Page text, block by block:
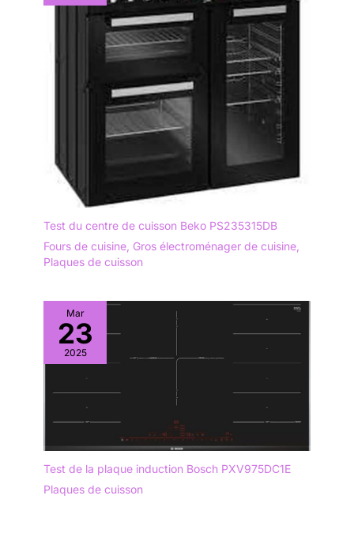
Test du centre de cuisson Beko PS235315DB
Fours de cuisine Gros électroménager de cuisine
Plaques de cuisson
Mar
23
2025
Test de la plaque induction Bosch PXV975DC1E
Plaques de cuisson